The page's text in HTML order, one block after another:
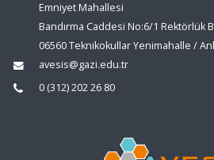
Emniyet Mahallesi
Bandırma Caddesi No:6/1 Rektörlük
06560 Teknikokullar Yenimahalle /
avesis@gazi.edu.tr
0 (312) 202 26 80